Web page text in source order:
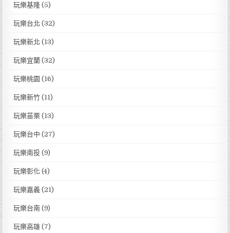
玩樂基隆 (5)
玩樂台北 (32)
玩樂新北 (13)
玩樂宜蘭 (32)
玩樂桃園 (16)
玩樂新竹 (11)
玩樂苗栗 (13)
玩樂台中 (27)
玩樂南投 (9)
玩樂彰化 (4)
玩樂嘉義 (21)
玩樂台南 (9)
玩樂高雄 (7)